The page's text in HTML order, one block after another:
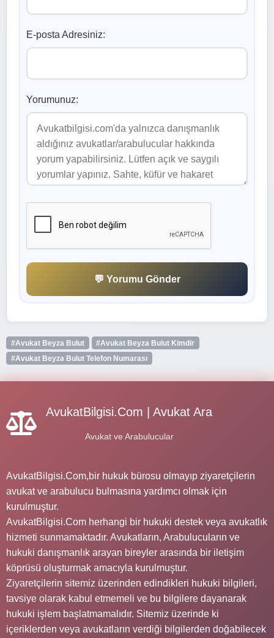
E-posta Adresiniz:
Yorumunuz:
💬 Yorumu Gönder
#Avukat Beyza Bulut
#Avukat Beyza Bulut Kimdir
#Avukat Beyza Bulut Telefon Numarası
AvukatBilgisi.Com | Avukat Ara
Avukat ve Arabulucular
AvukatBilgisi.Com,bir hukuk bürosu olmayıp ziyaretçilerin
avukat ve arabulucu bulmasına yardımcı olmak için
kurulmuştur.
AvukatBilgisi.Com herhangi bir hukuki destek veya avukatlık
hizmeti sunmamaktadır. Avukatların, Arabulucuların ve
hukuki danışmanlık arayan bireyler arasında bir iletişim
köprüsü oluşturmak amacıyla kurulmuştur.
Ziyaretçilerin sitemiz üzerinden edindikleri hukuki bilgileri,
tavsiye olarak kabul etmemeli ve bu bilgilere dayanarak
hukuki işlem başlatmamalıdır. Sitemiz üzerinde ki
içeriklerden veya avukatların verdiği bilgilerden doğabilecek